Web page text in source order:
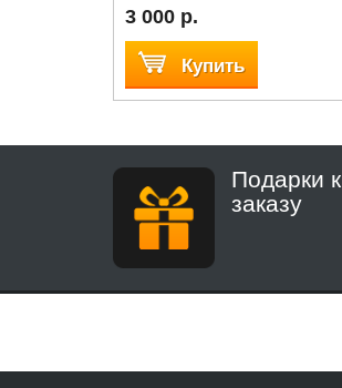
3 000 р.
Купить
Подарки к
заказу